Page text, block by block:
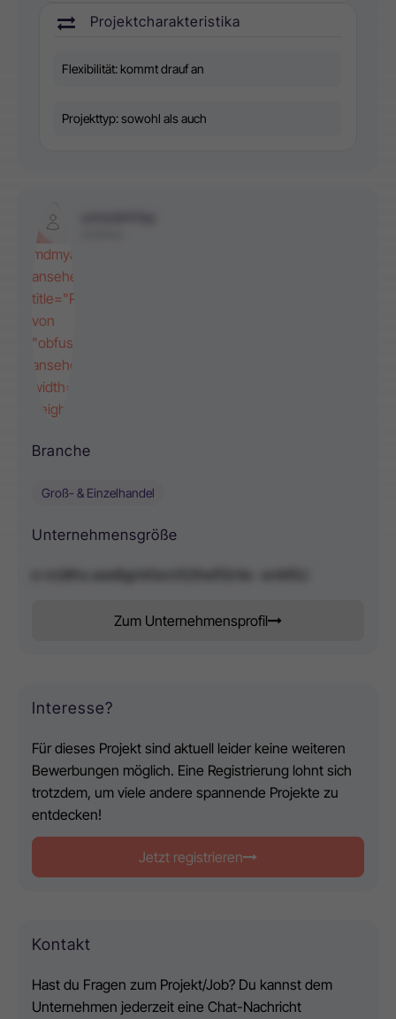
Projektcharakteristika
Flexibilität: kommt drauf an
Projekttyp: sowohl als auch
mdmyaoYu
ansehen"
title="Profil
von
"obfuscate">oummaYdy
ansehen"
width="200"
height="200"/>
Branche
Groß- & Einzelhandel
Unternehmensgröße
Zum Unternehmensprofil
Interesse?
Für dieses Projekt sind aktuell leider keine weiteren
Bewerbungen möglich. Eine Registrierung lohnt sich
trotzdem, um viele andere spannende Projekte zu
entdecken!
Jetzt registrieren
Kontakt
Hast du Fragen zum Projekt/Job? Du kannst dem
Unternehmen jederzeit eine Chat-Nachricht